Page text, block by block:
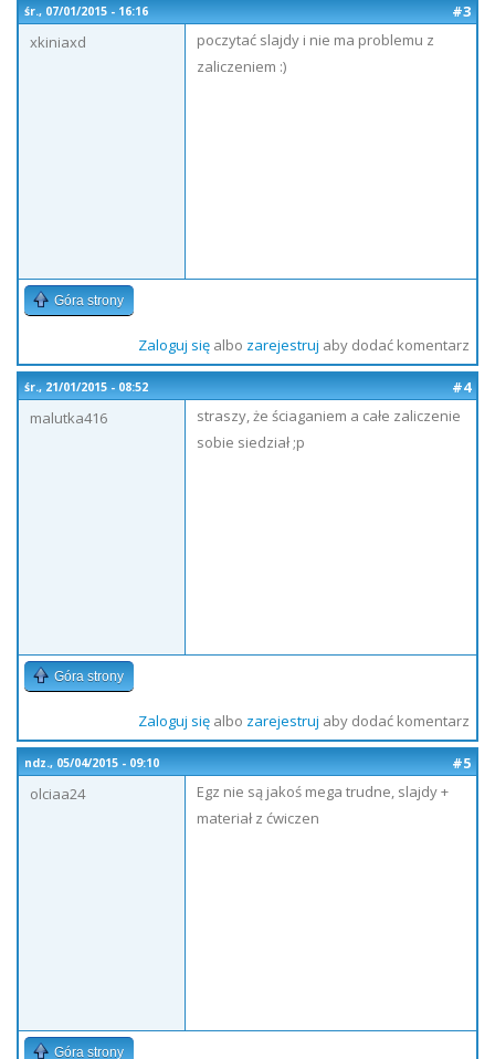
śr., 07/01/2015 - 16:16
#3
xkiniaxd
poczytać slajdy i nie ma problemu z
zaliczeniem :)
Góra strony
Zaloguj sięalbo zarejestruj aby dodać komentarz
śr., 21/01/2015 - 08:52
#4
malutka416
straszy, że ściaganiem a całe zaliczenie
sobie siedział ;p
Góra strony
Zaloguj sięalbo zarejestruj aby dodać komentarz
ndz., 05/04/2015 - 09:10
#5
olciaa24
Egz nie są jakoś mega trudne, slajdy +
materiał z ćwiczen
Góra strony